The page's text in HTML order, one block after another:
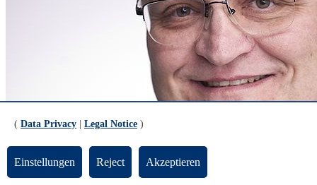
( Data Privacy Legal Notice )
Einstellungen Reject Akzeptieren